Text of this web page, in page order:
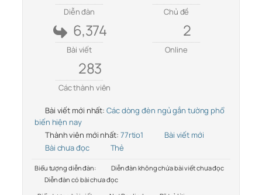
Diễn đàn Chủ đề
6,374
Bài viết
2
Online
283
Các thành viên
Bài viết mới nhất: Các dòng đèn ngủ gắn tường phổ
biến hiện nay
Thành viên mới nhất: 77rtio1
Bài viết mới
Bài chưa đọc
Thẻ
Biểu tượng diễn đàn:
Diễn đàn không chứa bài viết chưa đọc
Diễn đàn có bài chưa đọc